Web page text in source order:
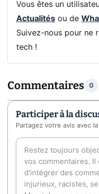
Vous êtes un
Actualitésou de
Suivez-nous pour ne
tech !
Commentaires 0
Participer à la
Partagez votre avis avec